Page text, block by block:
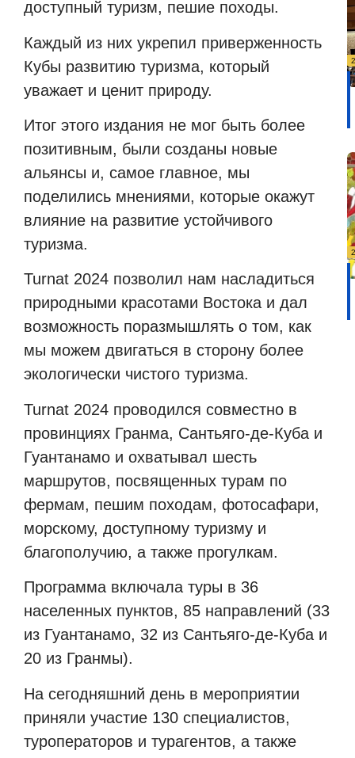
доступный туризм, пешие походы.
Каждый из них укрепил приверженность
Кубы развитию туризма, который
уважает и ценит природу.
Итог этого издания не мог быть более
позитивным, были созданы новые
альянсы и, самое главное, мы
поделились мнениями, которые окажут
влияние на развитие устойчивого
туризма.
Turnat 2024 позволил нам насладиться
природными красотами Востока и дал
возможность поразмышлять о том, как
мы можем двигаться в сторону более
экологически чистого туризма.
Turnat 2024 проводился совместно в
провинциях Гранма, Сантьяго-де-Куба и
Гуантанамо и охватывал шесть
маршрутов, посвященных турам по
фермам, пешим походам, фотосафари,
морскому, доступному туризму и
благополучию, а также прогулкам.
Программа включала туры в 36
населенных пунктов, 85 направлений (33
из Гуантанамо, 32 из Сантьяго-де-Куба и
20 из Гранмы).
На сегодняшний день в мероприятии
приняли участие 130 специалистов,
туроператоров и турагентов, а также